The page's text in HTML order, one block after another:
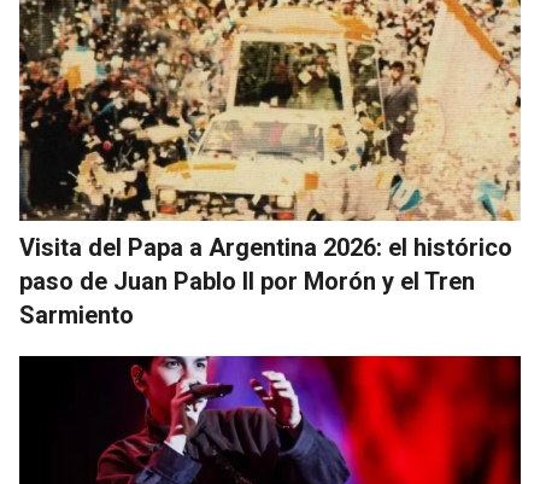
Visita del Papa a Argentina 2026: el histórico
paso de Juan Pablo II por Morón y el Tren
Sarmiento